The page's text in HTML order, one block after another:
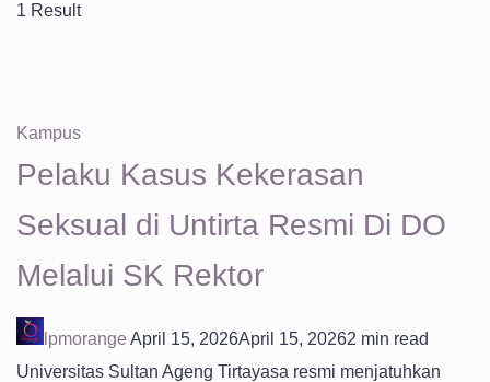
1 Result
Kampus
Pelaku Kasus Kekerasan
Seksual di Untirta Resmi Di DO
Melalui SK Rektor
lpmorange April 15, 2026April 15, 20262 min read
Universitas Sultan Ageng Tirtayasa resmi menjatuhkan